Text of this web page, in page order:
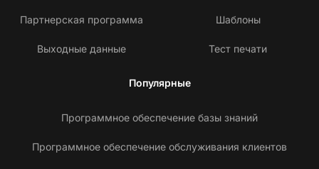
Партнерская программа
Выходные данные
Шаблоны
Тест печати
Популярные
Программное обеспечение базы знаний
Программное обеспечение обслуживания клиентов